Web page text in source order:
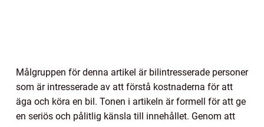
Målgruppen för denna artikel är bilintresserade personer
som är intresserade av att förstå kostnaderna för att
äga och köra en bil. Tonen i artikeln är formell för att ge
en seriös och pålitlig känsla till innehållet. Genom att